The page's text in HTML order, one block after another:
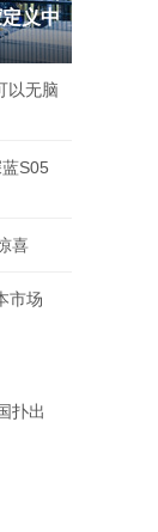
义中
以无脑
S05
喜
市场
扑出